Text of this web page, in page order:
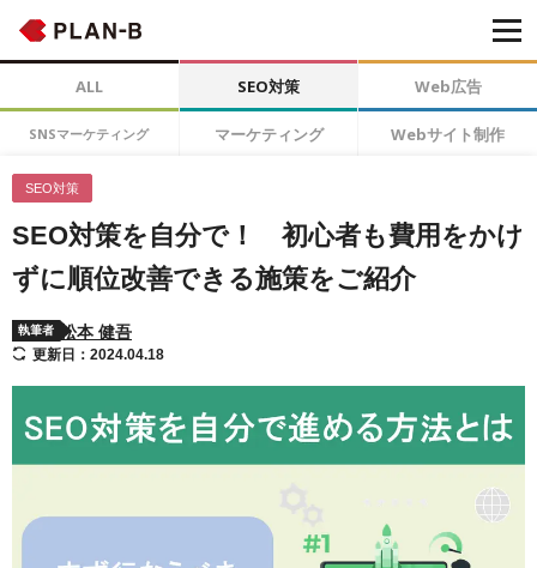
ALL SEO対策 Web広告
SNSマーケティング マーケティング Webサイト制作
SEO対策
SEO対策を自分で！ 初心者も費用をかけ
ずに順位改善できる施策をご紹介
執筆者 松本 健吾
更新日：2024.04.18